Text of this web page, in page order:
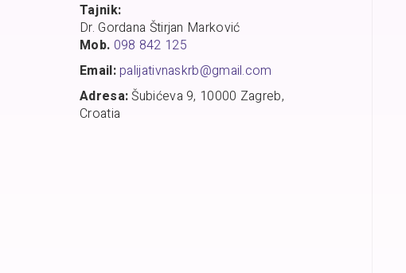
Tajnik:
Dr. Gordana Štirjan Marković
Mob. 098 842 125
Email:palijativnaskrb@gmail.com
Adresa:Šubićeva 9, 10000 Zagreb,
Croatia